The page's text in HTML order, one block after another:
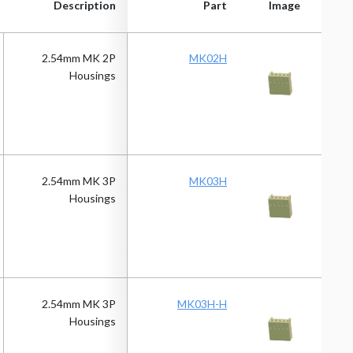
Image
Part
Description Image
Part
Description
MK02H
2.54mm MK 2P
Housings
MK03H
2.54mm MK 3P
Housings
MK03H-H
2.54mm MK 3P
Housings